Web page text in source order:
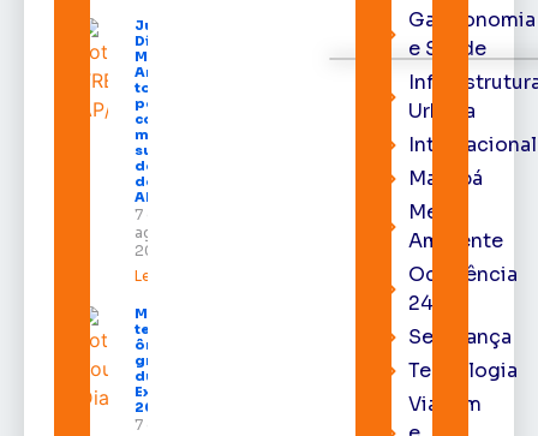
Juiz
Diego
Moura de
Araújo
toma
posse
como
membro
substituto
do Pleno
do TRE-
AP
7 de
agosto de
2026
Leia mais »
Macapá
terá
ônibus
gratuitos
durante a
Expofeira
2026
7 de
Gastronomia
e Saúde
Urbana
Internacional
Macapá
Meio
Ambiente
Ocorrência
24h
Segurança
Tecnologia
Viagem